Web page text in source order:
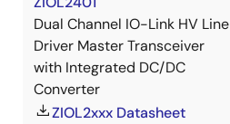
Dual Channel IO-Link HV Line
Driver Master Transceiver
with Integrated DC/DC
Converter
ZIOL2xxx Datasheet